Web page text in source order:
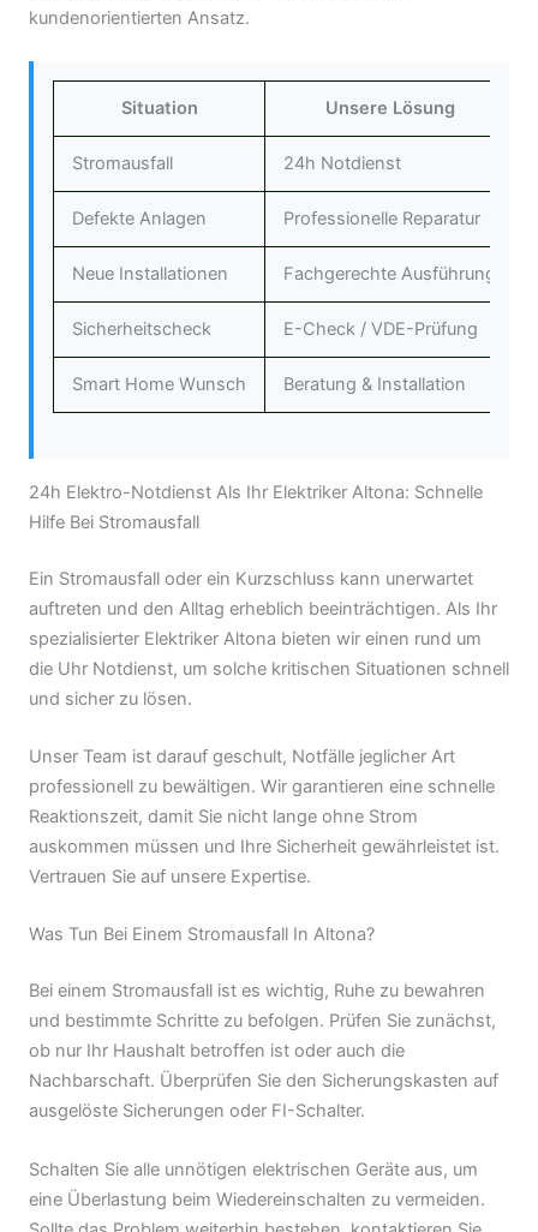
kundenorientierten Ansatz.
Situation Unsere Lösung
Stromausfall 24h Notdienst
Defekte Anlagen Professionelle Reparatur
Neue Installationen Fachgerechte Ausführung
Sicherheitscheck E-Check / VDE-Prüfung
Smart Home Wunsch Beratung & Installation
24h Elektro-Notdienst Als Ihr Elektriker Altona: Schnelle
Hilfe Bei Stromausfall
Ein Stromausfall oder ein Kurzschluss kann unerwartet
auftreten und den Alltag erheblich beeinträchtigen. Als Ihr
spezialisierter Elektriker Altona bieten wir einen rund um
die Uhr Notdienst, um solche kritischen Situationen schnell
und sicher zu lösen.
Unser Team ist darauf geschult, Notfälle jeglicher Art
professionell zu bewältigen. Wir garantieren eine schnelle
Reaktionszeit, damit Sie nicht lange ohne Strom
auskommen müssen und Ihre Sicherheit gewährleistet ist.
Vertrauen Sie auf unsere Expertise.
Was Tun Bei Einem Stromausfall In Altona?
Bei einem Stromausfall ist es wichtig, Ruhe zu bewahren
und bestimmte Schritte zu befolgen. Prüfen Sie zunächst,
ob nur Ihr Haushalt betroffen ist oder auch die
Nachbarschaft. Überprüfen Sie den Sicherungskasten auf
ausgelöste Sicherungen oder FI-Schalter.
Schalten Sie alle unnötigen elektrischen Geräte aus, um
eine Überlastung beim Wiedereinschalten zu vermeiden.